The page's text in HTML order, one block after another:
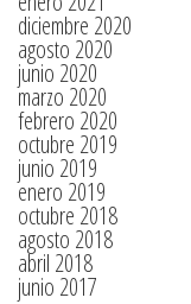
diciembre 2020
agosto 2020
junio 2020
marzo 2020
febrero 2020
octubre 2019
junio 2019
enero 2019
octubre 2018
agosto 2018
abril 2018
junio 2017